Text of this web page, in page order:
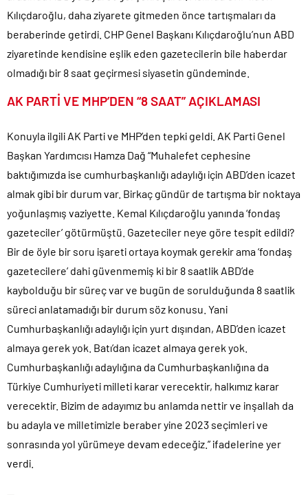
açıklaması..
Denize döktüğümüz(!) Yunanların ekonomisini şaha kaldırdık!.
TÜİK sipariş enflasyon oranlarını açıkladı!.
TÜİK kira zam oranını yüzde 31 olarak açıkladı..
Etimesgut Belediye Başkanı Erdal Beşikçioğlu hakkında
tutuklama talebi..
verildi..
Merkez Bankası’nın toplam rezervleri 164,4 milyar dolara yükseldi..
Kılıçdaroğlu, daha ziyarete gitmeden önce tartışmaları da
beraberinde getirdi. CHP Genel Başkanı Kılıçdaroğlu’nun ABD
ziyaretinde kendisine eşlik eden gazetecilerin bile haberdar
olmadığı bir 8 saat geçirmesi siyasetin gündeminde.
AK PARTİ VE MHP’DEN “8 SAAT” AÇIKLAMASI
Konuyla ilgili AK Parti ve MHP’den tepki geldi. AK Parti Genel
Başkan Yardımcısı Hamza Dağ “Muhalefet cephesine
baktığımızda ise cumhurbaşkanlığı adaylığı için ABD’den icazet
almak gibi bir durum var. Birkaç gündür de tartışma bir noktaya
yoğunlaşmış vaziyette. Kemal Kılıçdaroğlu yanında ‘fondaş
gazeteciler’ götürmüştü. Gazeteciler neye göre tespit edildi?
Bir de öyle bir soru işareti ortaya koymak gerekir ama ‘fondaş
gazetecilere’ dahi güvenmemiş ki bir 8 saatlik ABD’de
kaybolduğu bir süreç var ve bugün de sorulduğunda 8 saatlik
süreci anlatamadığı bir durum söz konusu. Yani
Cumhurbaşkanlığı adaylığı için yurt dışından, ABD’den icazet
almaya gerek yok. Batı’dan icazet almaya gerek yok.
Cumhurbaşkanlığı adaylığına da Cumhurbaşkanlığına da
Türkiye Cumhuriyeti milleti karar verecektir, halkımız karar
verecektir. Bizim de adayımız bu anlamda nettir ve inşallah da
bu adayla ve milletimizle beraber yine 2023 seçimleri ve
sonrasında yol yürümeye devam edeceğiz.” ifadelerine yer
verdi.